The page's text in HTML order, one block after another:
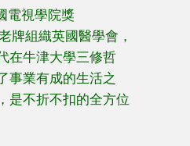
電視學院獎
牌組織英國醫學會，
在牛津大學三修哲
事業有成的生活之
是不折不扣的全方位